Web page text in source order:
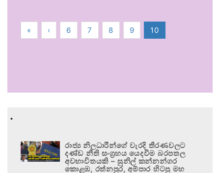
« ‹ 6 7 8 9 10
.
රාජ්‍ය නිලධාරීන්ගේ වැරදි තීරණවලට
දණ්ඩ නීති සංග්‍රහය යෙදවීම බරපතල
අවභාවිතයකි – සුනිල් කන්නන්ගර
කොළඹ, රත්නපුර, අම්පාර හිටපු මහ